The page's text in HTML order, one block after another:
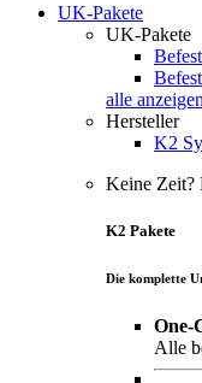
UK-Pakete
UK-Pakete
alle anzeigen
Hersteller
K2
Keine Zeit?
K2 Pakete
Die komplette
One-
Alle